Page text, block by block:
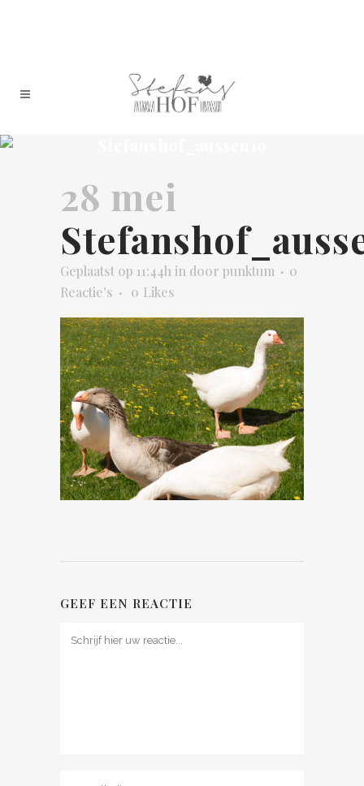
28 mei
Geplaatst op 11:44h in door punktum
0
Reactie's
0 Likes
GEEF EEN REACTIE